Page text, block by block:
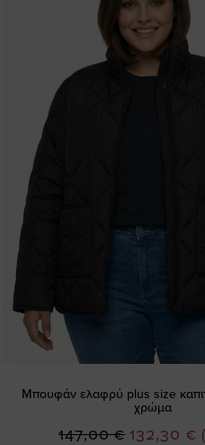
Μπουφάν ελαφρύ plus size
χρώμα
Ειδική
132,30 €
147,00 €